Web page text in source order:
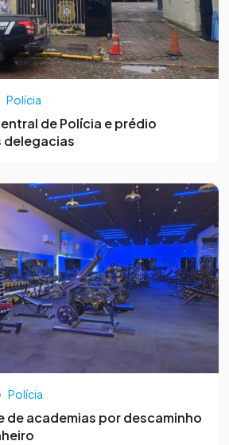
Polícia
de Polícia e prédio
delegacias
Polícia
de academias por descaminho